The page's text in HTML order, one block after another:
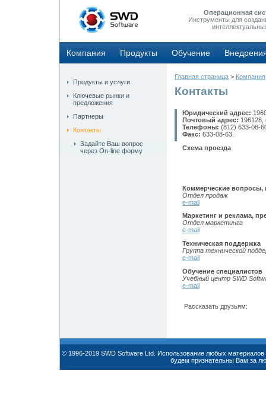
Операционная
Инструменты для
Компания Продукты Обучение
Продукты и услуги
Ключевые рынки и
предложения
Партнеры
Контакты
Задайте Ваш вопрос
через On-line форму
Главная страница > Компания
Контакты
Юридический адрес:
Почтовый адрес: 196128,
Телефоны: (812) 633-08-
Факс: 633-08-63.
Схема проезда
Коммерческие вопросы,
Отдел продаж
e-mail
Маркетинг и реклама,
Отдел маркетинга
e-mail
Техническая поддержка
Группа технической
e-mail
Обучение специалистов
Учебный центр SWD
e-mail
Рассказать друзьям:
© 1996-2019 SWD Software Ltd. Использование любых
будем признательны Вам за